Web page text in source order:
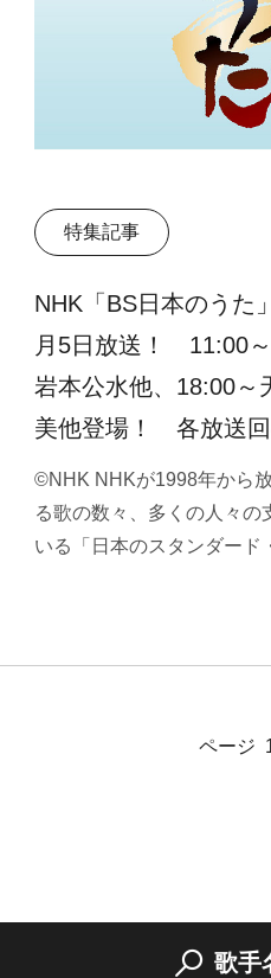
特集記事
NHK「BS日本のうた
月5日放送！ 11:00～
岩本公水他、18:00～
美他登場！ 各放送
©NHK NHKが1998年から
る歌の数々、多くの人々の
いる「日本のスタンダー
ページ
歌手